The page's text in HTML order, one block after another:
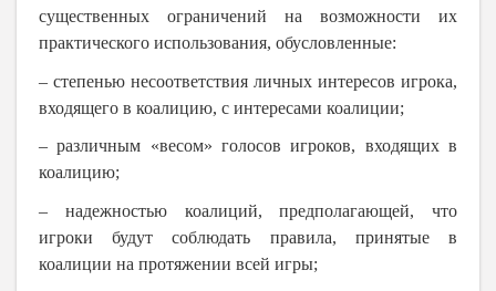
существенных ограничений на возможности их
практического использования, обусловленные:
– степенью несоответствия личных интересов игрока,
входящего в коалицию, с интересами коалиции;
– различным «весом» голосов игроков, входящих в
коалицию;
– надежностью коалиций, предполагающей, что
игроки будут соблюдать правила, принятые в
коалиции на протяжении всей игры;